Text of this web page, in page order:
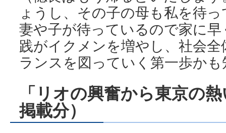
ょうし、その子の母も私を待
妻や子が待っているので家に
践がイクメンを増やし、社会
ランスを図っていく第一歩か
「リオの興奮から東京の
掲載分）